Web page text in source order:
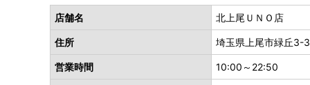
店舗名 北上尾ＵＮＯ店
住所 埼玉県上尾市緑丘3-
営業時間 10:00～22:50